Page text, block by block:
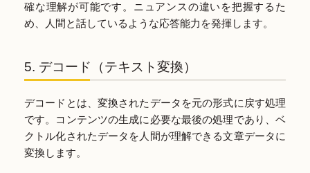
確な理解が可能です。ニュアンスの違いを把握するた
め、人間と話しているような応答能力を発揮します。
5. デコード（テキスト変換）
デコードとは、変換されたデータを元の形式に戻す処理
です。コンテンツの生成に必要な最後の処理であり、ベ
クトル化されたデータを人間が理解できる文章データに
変換します。